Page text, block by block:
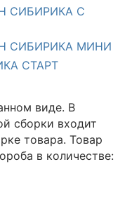
СИБИРИКА С
СИБИРИКА МИНИ
СТАРТ
виде. В
сборки входит
товара. Товар
в количестве: